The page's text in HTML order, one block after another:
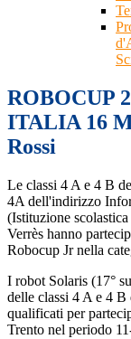
ROBOCUP
ITALIA 16
Rossi
Le classi 4 A e 4 B
4A dell'indirizzo
(Istituzione
Verrès hanno
Robocup Jr nella
I robot Solaris (17°
delle classi 4 A e 4
qualificati per
Trento nel periodo